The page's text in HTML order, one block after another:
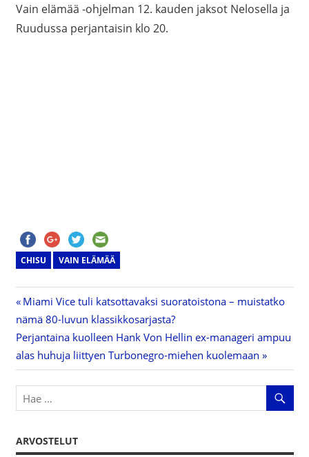
Vain elämää -ohjelman 12. kauden jaksot Nelosella ja
Ruudussa perjantaisin klo 20.
CHISU VAIN ELÄMÄÄ
Artikkelien
selaus
Previous
Post:
Miami Vice tuli katsottavaksi suoratoistona – muistatko
nämä 80-luvun klassikkosarjasta?
Next
Post:
Perjantaina kuolleen Hank Von Hellin ex-manageri ampuu
alas huhuja liittyen Turbonegro-miehen kuolemaan
ARVOSTELUT